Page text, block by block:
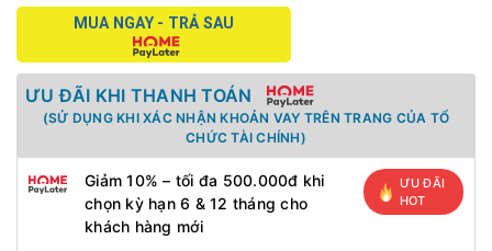
MUA NGAY - TRẢ SAU
ƯU ĐÃI KHI THANH TOÁN
(SỬ DỤNG KHI XÁC NHẬN KHOẢN VAY TRÊN TRANG CỦA TỔ
CHỨC TÀI CHÍNH)
Giảm 10% – tối đa 500.000đ khi
chọn kỳ hạn 6 & 12 tháng cho
khách hàng mới
ƯU ĐÃI
HOT